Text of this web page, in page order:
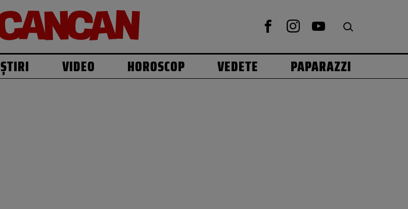
ȘTIRI VIDEO HOROSCOP VEDETE PAPARAZZI